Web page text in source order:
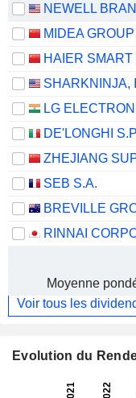
NEWELL
MIDEA
SHARKNINJA,
DE'LONGHI
SEB S.A.
RINNAI
Moyenne
Voir tous les
Evolution du